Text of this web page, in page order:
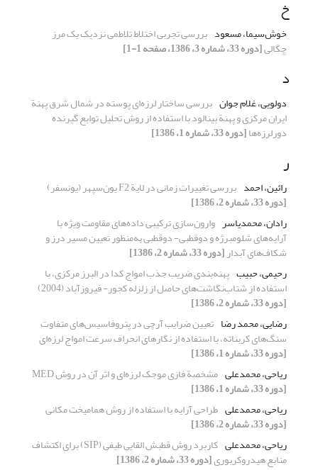
خ
خوش‌سیما، مسعود بررسی تجربی اختلاط تلاطمی نزدیک یک مرز
چگالی[دوره 33، شماره 3، 1386، صفحه 1-1]
د
دولویی، غلام جوان بررسی ساختار لرزه‌ای پوسته در شمال شرق پهنة
ایران مرکزی و پهنة بینالود با استفاده از روش تحلیل توابع گیرنده
دورلرزه‌ها[دوره 33، شماره 1، 1386]
ر
رائین، احمد بررسی تغییرات زمانی در لایة F2 یون‌سپهر (یونسفر)
[دوره 33، شماره 2، 1386]
رادان، محمدیاسر وارون‌سازی ترکیبی داده‌های مقاومت ویژه با
آرایه‌های شلومبرژه و دوقطبی- دوقطبی به‌منظور تعیین مسیر درز و
شکاف‌های آبدار[دوره 33، شماره 2، 1386]
رحیمی، حبیب پهنه‌بندی ضریب جذب امواج کدا در البرز مرکزی، با
استفاده از شتاب‌نگاشت‌های حاصل از زلزله کجور- فیروزآباد (2004)
[دوره 33، شماره 2، 1386]
رضایی، محمد رضا تعیین ضرایب آرچی در پتروفاسیس‌های متفاوت
سنگ‌های کربناته، با استفاده از نگارهای انحراف سرعت امواج لرزه‌ای
[دوره 33، شماره 1، 1386]
ریاحی، محمدعلی مشخصة فازی موجک لرزه‌ای و اثر آن در روش MED
[دوره 33، شماره 1، 1386]
ریاحی، محمدعلی طراحی آرایه با استفاده از روش همامیخت مکانی
[دوره 33، شماره 2، 1386]
ریاحی، محمدعلی
کاربرد روش قطبش القایی طیفی (SIP) برای اکتشاف
منابع هیدروکربوری[دوره 33، شماره 2، 1386]